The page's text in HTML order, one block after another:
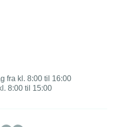
fra kl. 8:00 til 16:00
8:00 til 15:00